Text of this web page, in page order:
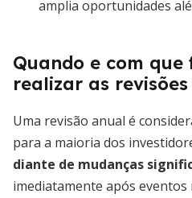
amplia oportunidades
Quando e com que
realizar as revisões
Uma revisão anual é
para a maioria dos
diante de mudanças
imediatamente após